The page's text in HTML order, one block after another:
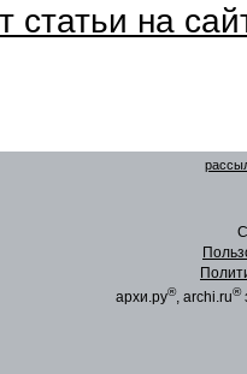
статьи на
архи.ру®, archi.ru®